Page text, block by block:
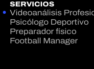
SERVICIOS
Videoanálisis
Psicólogo Deportivo
Preparador físico
Football Manager